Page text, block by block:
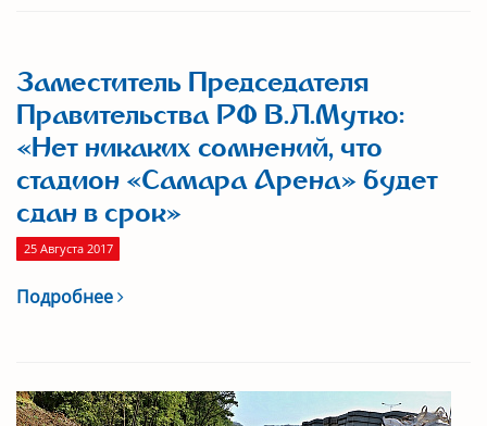
Заместитель Председателя
Правительства РФ В.Л.Мутко:
«Нет никаких сомнений, что
стадион «Самара Арена» будет
сдан в срок»
25 Августа 2017
Подробнее